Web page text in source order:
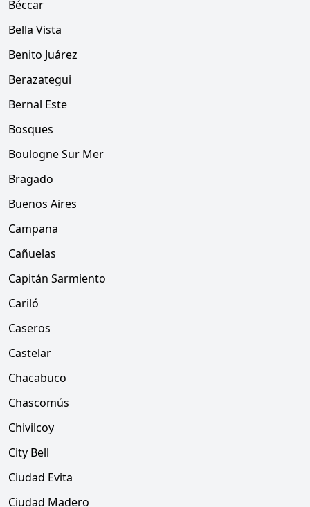
Béccar
Bella Vista
Benito Juárez
Berazategui
Bernal Este
Bosques
Boulogne Sur Mer
Bragado
Buenos Aires
Campana
Cañuelas
Capitán Sarmiento
Cariló
Caseros
Castelar
Chacabuco
Chascomús
Chivilcoy
City Bell
Ciudad Evita
Ciudad Madero